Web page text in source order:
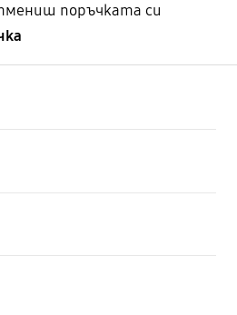
поръчката си